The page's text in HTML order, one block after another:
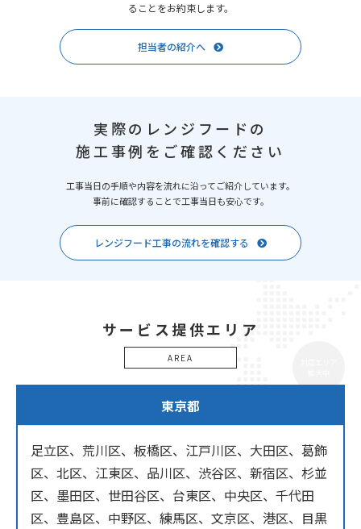
ることをお約束します。
担当者の紹介へ
実際のレンジフードの
施工事例をご確認ください
工事当日の手順や内容を流れに沿ってご紹介しています。
事前に確認することで工事当日も安心です。
レンジフード工事の流れを確認する
サービス提供エリア
AREA
東京都
足立区、荒川区、板橋区、江戸川区、大田区、葛飾
区、北区、江東区、品川区、渋谷区、新宿区、杉並
区、墨田区、世田谷区、台東区、中央区、千代田
区、豊島区、中野区、練馬区、文京区、港区、目黒